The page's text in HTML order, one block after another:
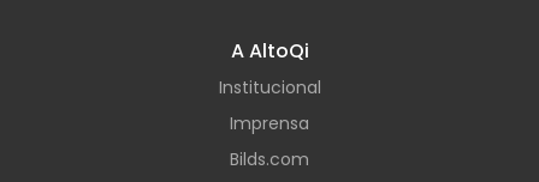
A AltoQi
Institucional
Imprensa
Bilds.com